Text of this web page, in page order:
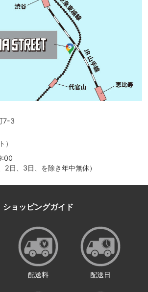
7-3
）
2日、3日、を除き年中無休）
ショッピングガイド
配送料 配送日